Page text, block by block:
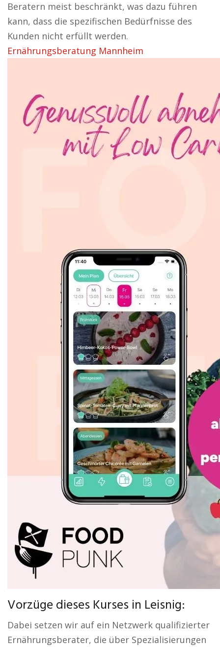
Beratern meist beschränkt, was dazu führen
kann, dass die spezifischen Bedürfnisse des
Kunden nicht erfüllt werden.
Ernährungsberatung Mannheim
Vorzüge dieses Kurses in Leisnig:
Dabei setzen wir auf ein Netzwerk qualifizierter
Ernährungsberater, die über Spezialisierungen